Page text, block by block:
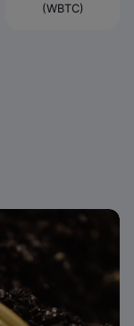
(WBTC)